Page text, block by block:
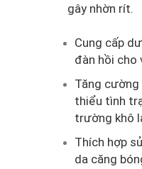
gây nhờn rít.
Cung cấp
đàn hồi cho
Tăng cường
thiểu tình
trường khô
Thích hợp
da căng